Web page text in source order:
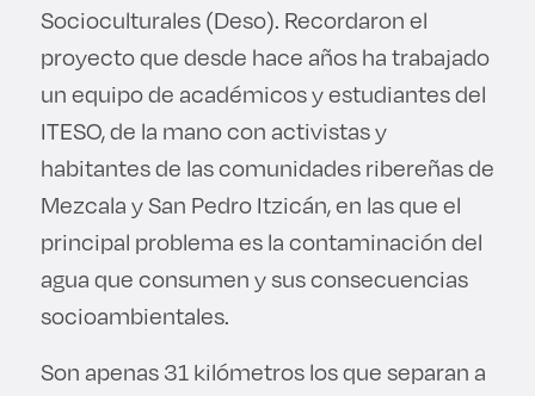
Socioculturales (Deso). Recordaron el
proyecto que desde hace años ha trabajado
un equipo de académicos y estudiantes del
ITESO, de la mano con activistas y
habitantes de las comunidades ribereñas de
Mezcala y San Pedro Itzicán, en las que el
principal problema es la contaminación del
agua que consumen y sus consecuencias
socioambientales.
Son apenas 31 kilómetros los que separan a